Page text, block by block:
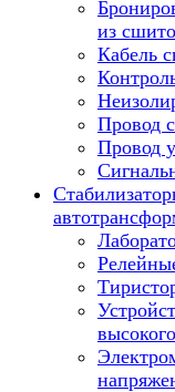
из
Кабель
Провод
Провод